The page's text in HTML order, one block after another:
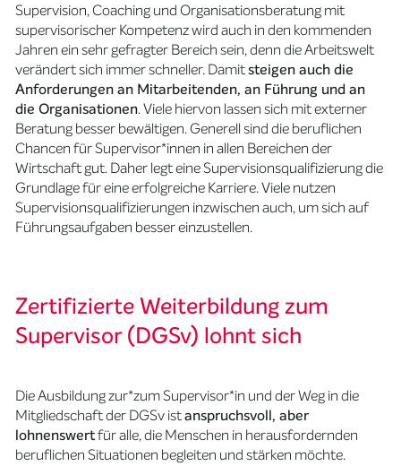
Supervision, Coaching und Organisationsberatung mit
supervisorischer Kompetenz wird auch in den kommenden
Jahren ein sehr gefragter Bereich sein, denn die Arbeitswelt
verändert sich immer schneller. Damitsteigen auch die
Anforderungen an Mitarbeitenden, an Führung und an
die Organisationen. Viele hiervon lassen sich mit externer
Beratung besser bewältigen. Generell sind die beruflichen
Chancen für Supervisor*innen in allen Bereichen der
Wirtschaft gut. Daher legt eine Supervisionsqualifizierung die
Grundlage für eine erfolgreiche Karriere. Viele nutzen
Supervisionsqualifizierungen inzwischen auch, um sich auf
Führungsaufgaben besser einzustellen.
Zertifizierte Weiterbildung zum
Supervisor (DGSv) lohnt sich
Die Ausbildung zur*zum Supervisor*in und der Weg in die
Mitgliedschaft der DGSv istanspruchsvoll, aber
lohnenswertfür alle, die Menschen in herausfordernden
beruflichen Situationen begleiten und stärken möchte.